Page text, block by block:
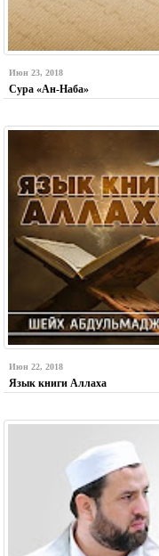
Июн 23, 2018
Сура «Ан-Наба»
Июн 22, 2018
Язык книги Аллаха